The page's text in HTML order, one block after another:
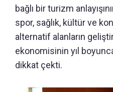
bağlı bir turizm
spor, sağlık, kültür ve
alternatif alanların
ekonomisinin yıl
dikkat çekti.